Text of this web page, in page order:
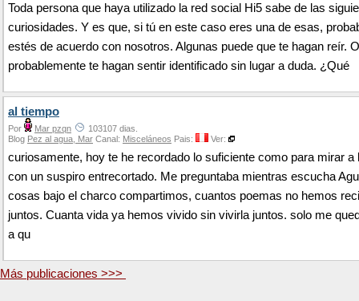
Toda persona que haya utilizado la red social Hi5 sabe de las
curiosidades. Y es que, si tú en este caso eres una de esas,
estés de acuerdo con nosotros. Algunas puede que te hagan reír.
probablemente te hagan sentir identificado sin lugar a duda. ¿Qué
al tiempo
Por Mar pzqn
103107 dias.
Blog Pez al agua, Mar Canal: Misceláneos Pais: Ver:
curiosamente, hoy te he recordado lo suficiente como para mirar a
con un suspiro entrecortado. Me preguntaba mientras escucha
cosas bajo el charco compartimos, cuantos poemas no hemos
juntos. Cuanta vida ya hemos vivido sin vivirla juntos. solo me
a qu
Más publicaciones >>>